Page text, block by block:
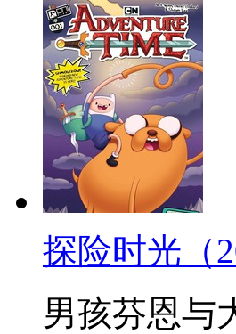
探险时光（
男孩芬恩与